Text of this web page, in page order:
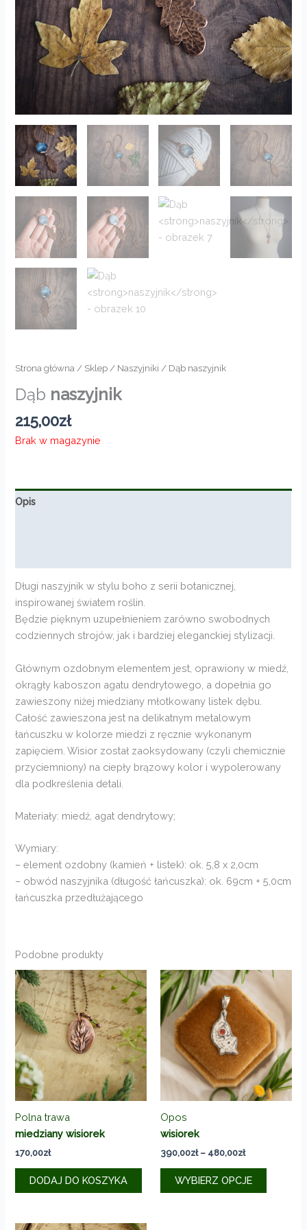
Strona główna / Sklep / Naszyjniki / Dąb naszyjnik
Dąb naszyjnik
215,00zł
Brak w magazynie
Opis
Długi naszyjnik w stylu boho z serii botanicznej,
inspirowanej światem roślin.
Będzie pięknym uzupełnieniem zarówno swobodnych
codziennych strojów, jak i bardziej eleganckiej stylizacji.
Głównym ozdobnym elementem jest, oprawiony w miedź,
okrągły kaboszon agatu dendrytowego, a dopełnia go
zawieszony niżej miedziany młotkowany listek dębu.
Całość zawieszona jest na delikatnym metalowym
łańcuszku w kolorze miedzi z ręcznie wykonanym
zapięciem. Wisior został zaoksydowany (czyli chemicznie
przyciemniony) na ciepły brązowy kolor i wypolerowany
dla podkreślenia detali.
Materiały: miedź, agat dendrytowy;
Wymiary:
– element ozdobny (kamień + listek): ok. 5,8 x 2,0cm
– obwód naszyjnika (długość łańcuszka): ok. 69cm + 5,0cm
łańcuszka przedłużającego
Podobne produkty
Polna trawa
miedziany wisiorek
170,00zł
DODAJ DO KOSZYKA
Opos
wisiorek
390,00zł – 480,00złZakres
od
390,00zł
WYBIERZ OPCJE
Ten